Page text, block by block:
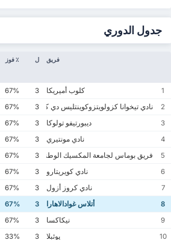
جدول الدوري
فريق ل ٪ فوز
1 كلوب أميريكا 3
67%
2
نادي تيخوانا كزولويتزوكوينتليس دي كاليينتي
3
67%
3
ديبورتيفو تولوكا 3
67%
4
نادي مونتيري 3
67%
5
فريق بوماس لجامعة المكسيك الوطنية المستقلة
3
67%
6
نادي كويريتارو 3
67%
7
نادي كروز أزول 3
67%
8
أتلاس غوادالاهارا 3
67%
9
نيكاكسا 3
67%
10
پوئبلا 3
33%